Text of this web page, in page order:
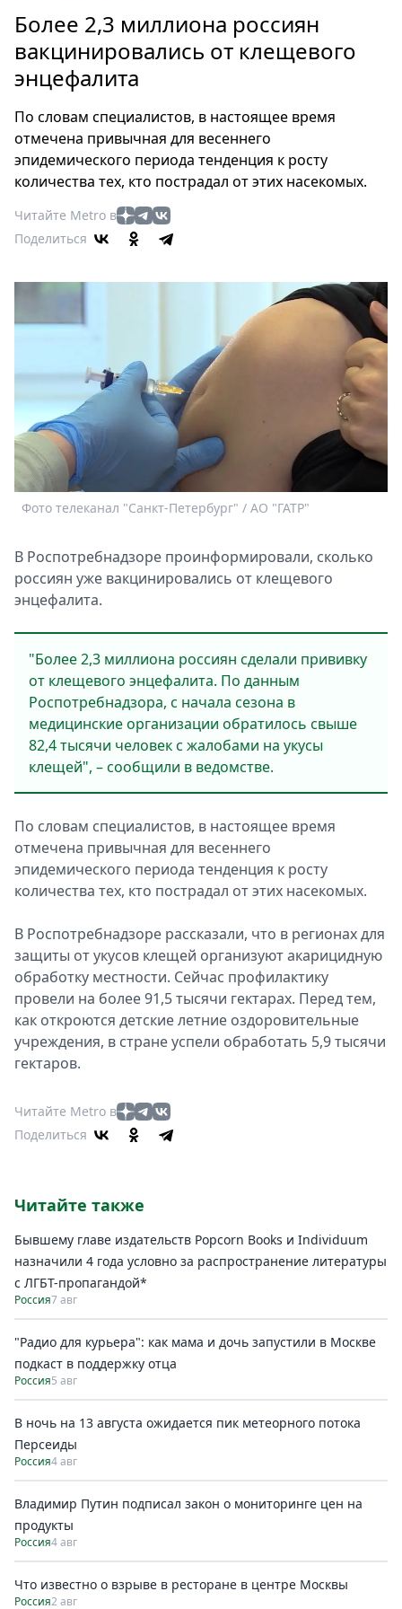
Россия
Мир
Здоровье
Туризм
Мода
Театр
Кино
Афиша
Книги
Выставки
релизы
Metro
Стримы
Спецпроекты
Звезды
Выборы
Скачай
Более 2,3 миллиона россиян
вакцинировались от клещевого
энцефалита
По словам специалистов, в настоящее время
отмечена привычная для весеннего
эпидемического периода тенденция к росту
количества тех, кто пострадал от этих насекомых.
Читайте Metro в
Поделиться
Фото телеканал "Санкт-Петербург" / АО "ГАТР"
В Роспотребнадзоре проинформировали, сколько
россиян уже вакцинировались от клещевого
энцефалита.
"Более 2,3 миллиона россиян сделали прививку
от клещевого энцефалита. По данным
Роспотребнадзора, с начала сезона в
медицинские организации обратилось свыше
82,4 тысячи человек с жалобами на укусы
клещей", – сообщили в ведомстве.
По словам специалистов, в настоящее время
отмечена привычная для весеннего
эпидемического периода тенденция к росту
количества тех, кто пострадал от этих насекомых.
В Роспотребнадзоре рассказали, что в регионах для
защиты от укусов клещей организуют акарицидную
обработку местности. Сейчас профилактику
провели на более 91,5 тысячи гектарах. Перед тем,
как откроются детские летние оздоровительные
учреждения, в стране успели обработать 5,9 тысячи
гектаров.
Читайте Metro в
Поделиться
Читайте также
Бывшему главе издательств Popcorn Books и Individuum
назначили 4 года условно за распространение литературы
с ЛГБТ-пропагандой*
Россия7 авг
"Радио для курьера": как мама и дочь запустили в Москве
подкаст в поддержку отца
Россия5 авг
В ночь на 13 августа ожидается пик метеорного потока
Персеиды
Россия4 авг
Владимир Путин подписал закон о мониторинге цен на
продукты
Россия4 авг
Что известно о взрыве в ресторане в центре Москвы
Россия2 авг